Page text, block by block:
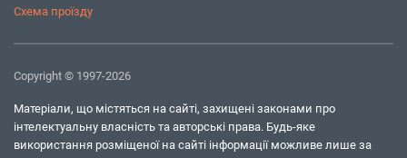
Схема проїзду
Copyright © 1997-2026
Матеріали, що містяться на сайті, захищені законами про
інтелектуальну власність та авторські права. Будь-яке
використання розміщеної на сайті інформації можливе лише за